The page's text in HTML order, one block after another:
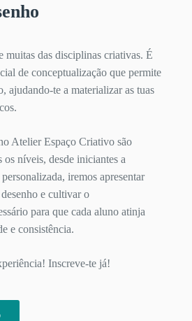
muitas das disciplinas criativas. É
de conceptualização que permite
ajudando-te a materializar as tuas
Atelier Espaço Criativo são
os níveis, desde iniciantes a
iremos apresentar
e cultivar o
para que cada aluno atinja
e consistência.
Inscreve-te já!